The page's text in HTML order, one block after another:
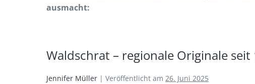
ausmacht:
Waldschrat – regionale Originale seit
Jennifer Müller | Veröffentlicht am 26. Juni 2025